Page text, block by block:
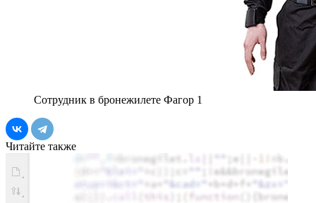
Сотрудник в бронежилете Фагор 1
Читайте также